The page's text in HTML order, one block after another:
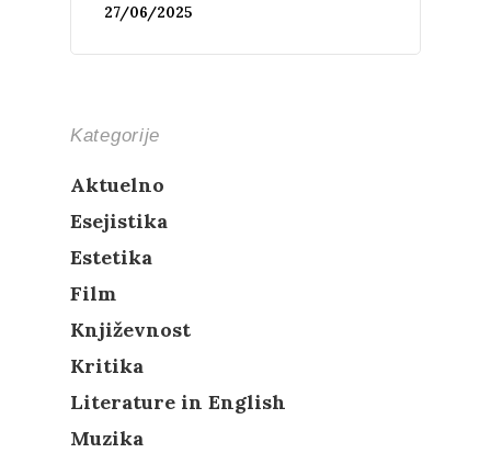
27/06/2025
Kategorije
Aktuelno
Esejistika
Estetika
Film
Književnost
Kritika
Literature in English
Muzika